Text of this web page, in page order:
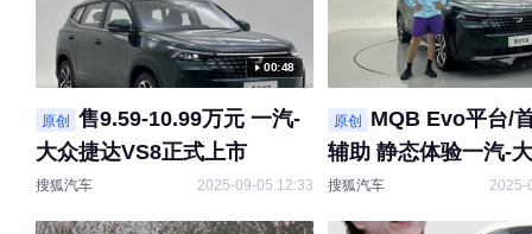
00:48
原创
售9.59-10.99万元 一汽-
大众捷达VS8正式上市
搜狐汽车 2025-09-05 12:33
原创
MQB Evo平台/
辅助 静态体验一汽-
VS8
搜狐汽车 2025-